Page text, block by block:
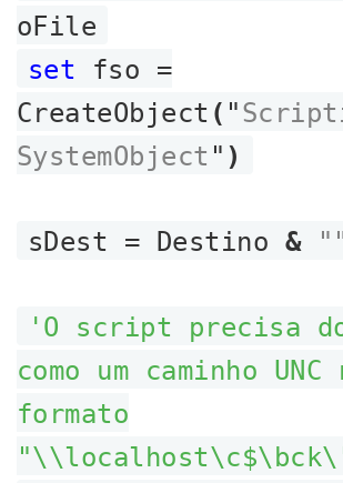
oFile
set fso =
CreateObject ( "
SystemObject " )
sDest = Destino &
'O script precisa do
como um caminho UNC
formato